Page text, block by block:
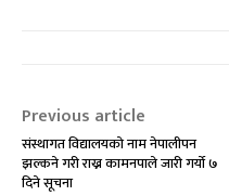
Previous article
संस्थागत विद्यालयको नाम नेपालीपन
झल्कने गरी राख्न कामनपाले जारी गर्यो ७
दिने सूचना